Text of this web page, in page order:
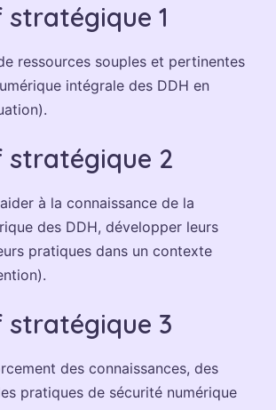
1
ressources souples et pertinentes
intégrale des DDH en
stratégique 2
à la connaissance de la
des DDH, développer leurs
pratiques dans un contexte
stratégique 3
des connaissances, des
pratiques de sécurité numérique